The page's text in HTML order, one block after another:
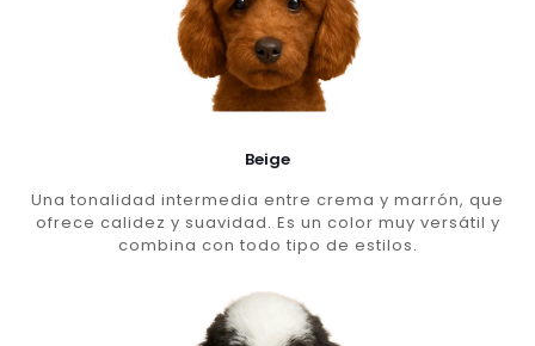
Beige
Una tonalidad intermedia entre crema y marrón, que
ofrece calidez y suavidad. Es un color muy versátil y
combina con todo tipo de estilos.